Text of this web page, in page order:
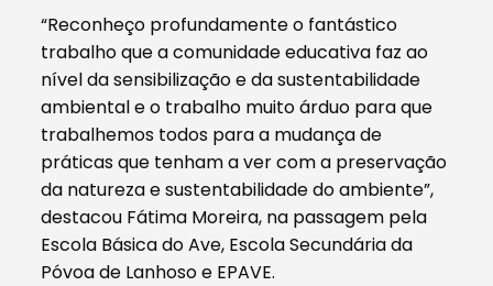
“Reconheço profundamente o fantástico
trabalho que a comunidade educativa faz ao
nível da sensibilização e da sustentabilidade
ambiental e o trabalho muito árduo para que
trabalhemos todos para a mudança de
práticas que tenham a ver com a preservação
da natureza e sustentabilidade do ambiente”,
destacou Fátima Moreira, na passagem pela
Escola Básica do Ave, Escola Secundária da
Póvoa de Lanhoso e EPAVE.